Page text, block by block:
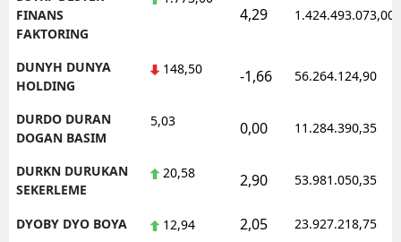
FINANS
FAKTORING
4,29 1.424.493.073,00
DUNYH DUNYA
HOLDING
148,50 -1,66 56.264.124,90
DURDO DURAN
DOGAN BASIM
5,03 0,00 11.284.390,35
DURKN DURUKAN
SEKERLEME
20,58 2,90 53.981.050,35
DYOBY DYO BOYA 12,94 2,05 23.927.218,75